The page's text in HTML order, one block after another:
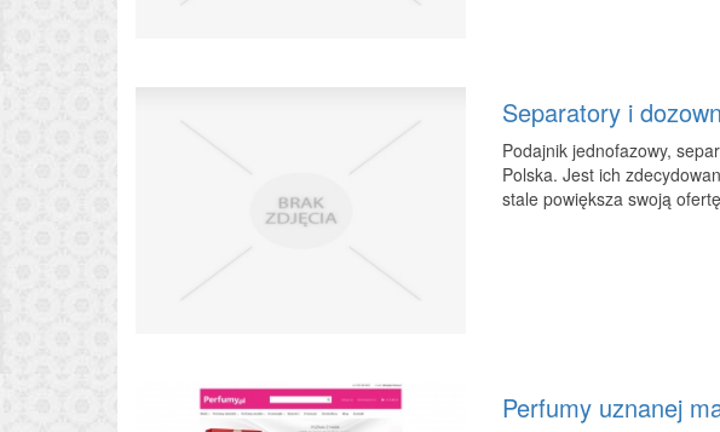
Separatory i
Podajnik jednofazowy,
Polska. Jest ich
stale powiększa swoją
Perfumy uznanej